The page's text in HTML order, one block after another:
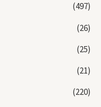
(497)
(26)
(25)
(21)
(220)